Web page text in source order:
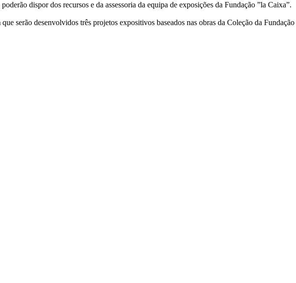
dispor dos recursos e da assessoria da equipa de exposições da Fundação ”la Caixa”.
serão desenvolvidos três projetos expositivos baseados nas obras da Coleção da